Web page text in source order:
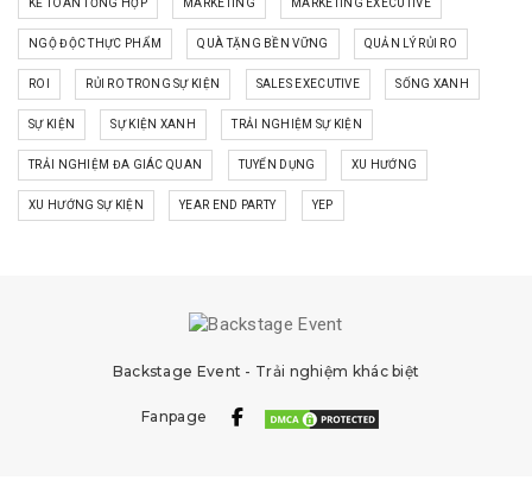
KẾ TOÁN TỔNG HỢP MARKETING MARKETING EXECUTIVE
NGỘ ĐỘC THỰC PHẨM QUÀ TẶNG BỀN VỮNG QUẢN LÝ RỦI RO
ROI RỦI RO TRONG SỰ KIỆN SALES EXECUTIVE SỐNG XANH
SỰ KIỆN SỰ KIỆN XANH TRẢI NGHIỆM SỰ KIỆN
TRẢI NGHIỆM ĐA GIÁC QUAN TUYỂN DỤNG XU HƯỚNG
XU HƯỚNG SỰ KIỆN YEAR END PARTY YEP
Backstage Event - Trải nghiệm khác biệt
Fanpage